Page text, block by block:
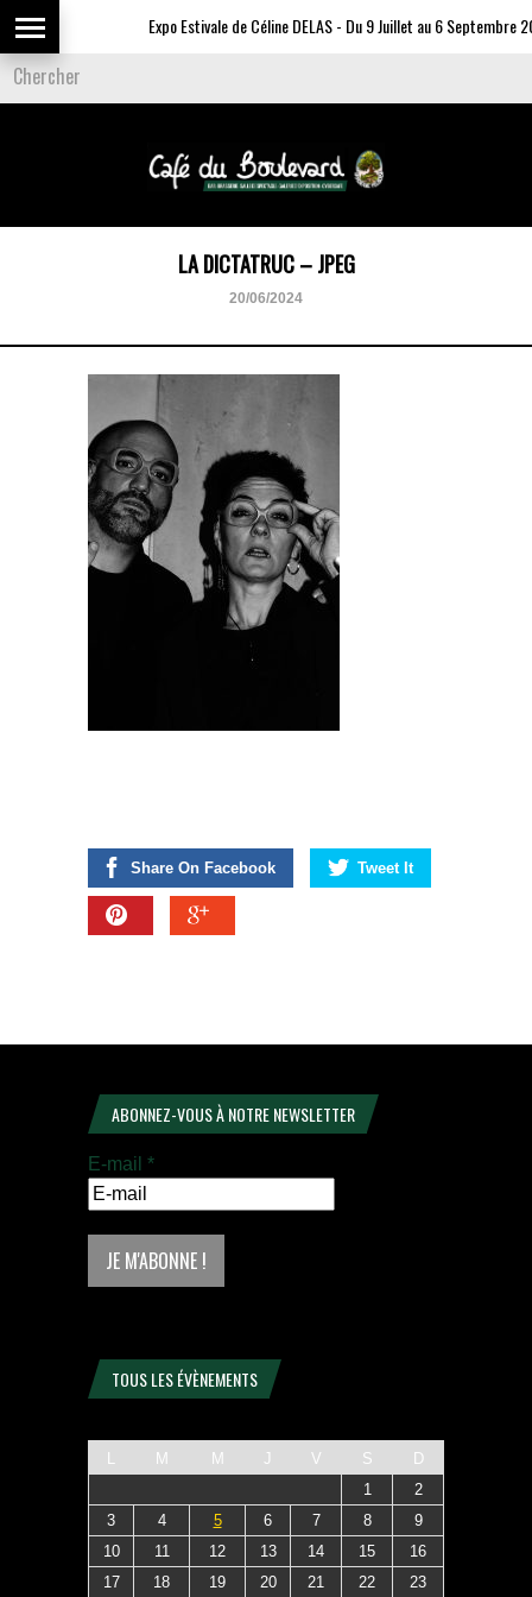
Expo Estivale de Céline DELAS - Du 9 Juillet au 6 Septembre
LA DICTATRUC – JPEG
20/06/2024
Share On Facebook Tweet It
ABONNEZ-VOUS À NOTRE NEWSLETTER
E-mail *
TOUS LES ÉVÈNEMENTS
L M M J V S
D
1
2
3
4 5 6 7 8
9
10
11 12 13 14 15
16
17
18 19 20 21 22 23